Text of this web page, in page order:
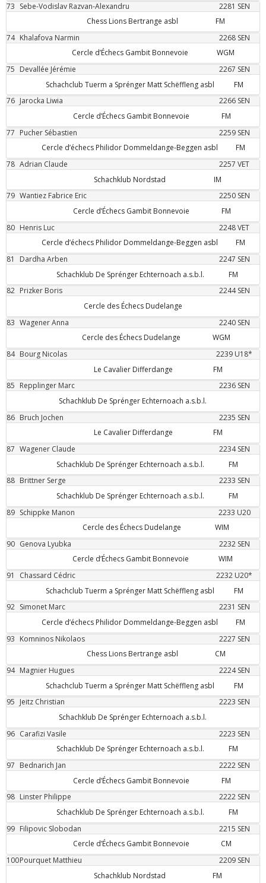
73 Sebe-Vodislav Razvan-Alexandru 2281 SEN
Chess Lions Bertrange asbl
FM
74 Khalafova Narmin 2268 SEN
Cercle d’Échecs Gambit Bonnevoie
WGM
75 Devallée Jérémie 2267 SEN
Schachclub Tuerm a Sprénger Matt Schëffleng asbl
FM
76 Jarocka Liwia 2266 SEN
Cercle d’Échecs Gambit Bonnevoie
FM
77 Pucher Sébastien 2259 SEN
Cercle d’échecs Philidor Dommeldange-Beggen asbl
FM
78 Adrian Claude 2257 VET
Schachklub Nordstad
IM
79 Wantiez Fabrice Eric 2250 SEN
Cercle d’Échecs Gambit Bonnevoie
FM
80 Henris Luc 2248VET
Cercle d’échecs Philidor Dommeldange-Beggen asbl
FM
81
Dardha Arben 2247 SEN
Schachklub De Sprénger Echternoach a.s.b.l.
FM
82 Prizker Boris 2244 SEN
Cercle des Échecs Dudelange
83 WagenerAnna 2240 SEN
Cercle des Échecs Dudelange
WGM
84 Bourg Nicolas 2239 U18*
Le Cavalier Differdange
FM
85 Repplinger Marc 2236 SEN
Schachklub De Sprénger Echternoach a.s.b.l.
86 Bruch Jochen 2235 SEN
Le Cavalier Differdange
FM
87 Wagener Claude 2234 SEN
Schachklub De Sprénger Echternoach a.s.b.l.
FM
88 Brittner Serge 2233 SEN
Schachklub De Sprénger Echternoach a.s.b.l.
FM
89 Schippke Manon 2233 U20
Cercle des Échecs Dudelange
WIM
90 Genova Lyubka 2232 SEN
Cercle d’Échecs Gambit Bonnevoie
WIM
91
Chassard Cédric 2232 U20*
Schachclub Tuerm a Sprénger Matt Schëffleng asbl
FM
92 Simonet Marc 2231 SEN
Cercle d’échecs Philidor Dommeldange-Beggen asbl
FM
93 Komninos Nikolaos 2227 SEN
Chess Lions Bertrange asbl
CM
94 Magnier Hugues 2224 SEN
Schachclub Tuerm a Sprénger Matt Schëffleng asbl
FM
95 Jeitz Christian 2223 SEN
Schachklub De Sprénger Echternoach a.s.b.l.
96 Carafizi Vasile 2223 SEN
Schachklub De Sprénger Echternoach a.s.b.l.
FM
97 Bednarich Jan 2222 SEN
Cercle d’Échecs Gambit Bonnevoie
FM
98 Linster Philippe 2222 SEN
Schachklub De Sprénger Echternoach a.s.b.l.
FM
99 Filipovic Slobodan 2215 SEN
Cercle d’Échecs Gambit Bonnevoie
CM
100Pourquet Matthieu 2209 SEN
Schachklub Nordstad
FM